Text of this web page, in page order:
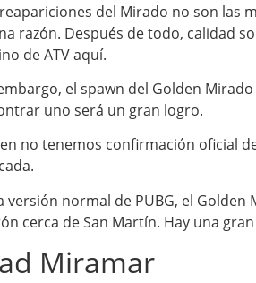
del Mirado no son las
razón. Después de todo, calidad
de ATV aquí.
el spawn del Golden
uno será un gran logro.
no tenemos confirmación oficial
versión normal de PUBG, el
cerca de San Martín. Hay una
Miramar